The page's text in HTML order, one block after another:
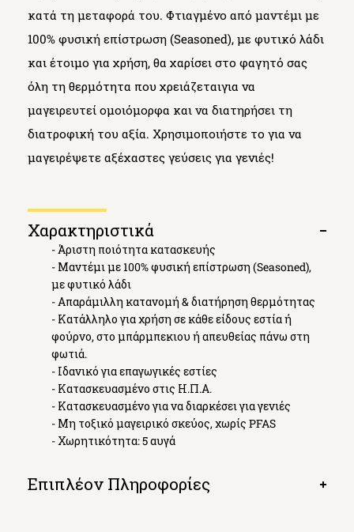
κατά τη μεταφορά του. Φτιαγμένο από μαντέμι με
100% φυσική επίστρωση (Seasoned), με φυτικό λάδι
και έτοιμο για χρήση, θα χαρίσει στο φαγητό σας
όλη τη θερμότητα που χρειάζεταιγια να
μαγειρευτεί ομοιόμορφα και να διατηρήσει τη
διατροφική του αξία. Χρησιμοποιήστε το για να
μαγειρέψετε αξέχαστες γεύσεις για γενιές!
Χαρακτηριστικά
Open
- Άριστη ποιότητα κατασκευής
- Μαντέμι με 100% φυσική επίστρωση (Seasoned),
με φυτικό λάδι
- Απαράμιλλη κατανομή & διατήρηση θερμότητας
- Κατάλληλο για χρήση σε κάθε είδους εστία ή
φούρνο, στο μπάρμπεκιου ή απευθείας πάνω στη
φωτιά.
- Ιδανικό για επαγωγικές εστίες
- Κατασκευασμένο στις Η.Π.Α.
- Κατασκευασμένο για να διαρκέσει για γενιές
- Μη τοξικό μαγειρικό σκεύος, χωρίς PFAS
- Χωρητικότητα: 5 αυγά
Επιπλέον Πληροφορίες
Open